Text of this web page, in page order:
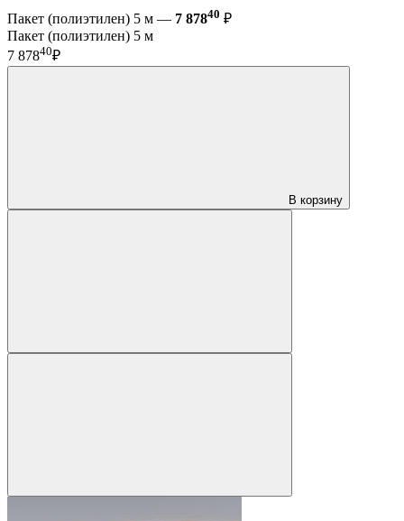
Пакет (полиэтилен) 5 м — 7 87840 ₽
Пакет (полиэтилен) 5 м
7 87840₽
В корзину